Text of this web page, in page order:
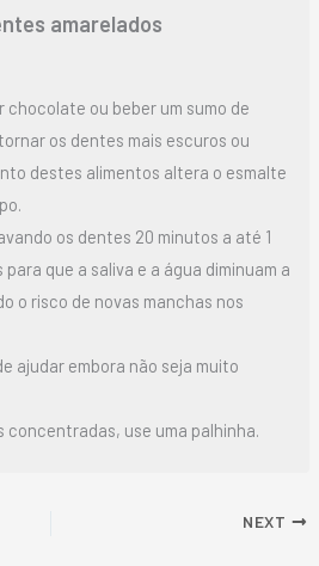
amarelados
chocolate ou beber um sumo de
os dentes mais escuros ou
destes alimentos altera o esmalte
os dentes 20 minutos a até 1
que a saliva e a água diminuam a
o risco de novas manchas nos
ajudar embora não seja muito
concentradas, use uma palhinha.
NEXT